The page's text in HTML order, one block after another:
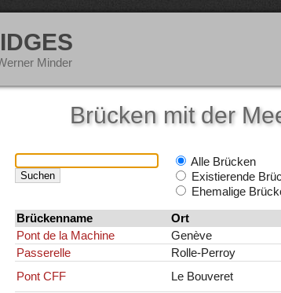
Minder
Brücken mit der
Alle Brücken
Existierende
Ehemalige
Brückenname Ort
Pont de la Machine
Genève
Passerelle
Rolle-Perroy
Pont CFF
Le Bouveret